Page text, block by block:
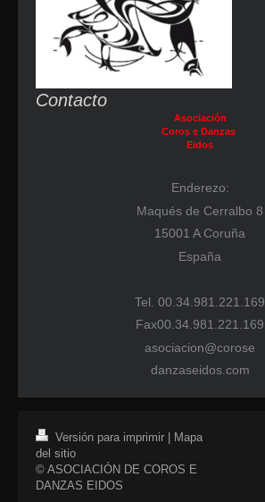
Contacto
Asociación
Coros e Danzas
Eidos
Enderezo:
Maqués de Cerralbo 8
15001 A Coruña
España
Tel. 00.34.981.221.169
Fax00.34.981.221.169
asociacion@corose
danzaseidos.com
Versión para imprimir
Mapa
del sitio
© ASOCIACIÓN DE COROS E
DANZAS EIDOS